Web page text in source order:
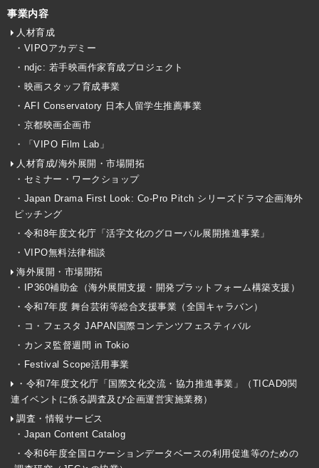
事業内容
人材育成
・VIPOアカデミー
・ndjc: 若手映画作家育成プロジェクト
・映画スタッフ育成事業
・AFI Conservatory 日本人留学生推薦事業
・京都映画企画市
・「VIPO Film Lab」
人材育成/海外展開・市場開拓
・セミナー・ワークショップ
・Japan Drama First Look: Co-Pro Pitch シリーズドラマ企画海外
ピッチング
・令和8年度文化庁「活字文化のグローバル展開推進事業」
・VIPO無料法律相談
海外展開・市場開拓
・IP360補助金（海外展開支援・開発プラットフォーム構築支援）
・令和7年度 舞台芸術等総合支援事業（全国キャラバン）
・コ・フェスタ JAPAN国際コンテンツフェスティバル
・カンヌ監督週間 in Tokio
・Festival Scope活用事業
・令和7年度文化庁「国際文化交流・協力推進事業」（TICAD9関
連イベントに係る調査及び企画運営実施業務）
調査・情報サービス
・Japan Content Catalog
・令和6年度全国ロケーションデータベースの利用促進等のための